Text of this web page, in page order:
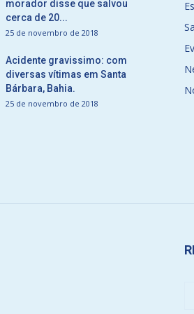
morador disse que salvou
cerca de 20...
25 de novembro de 2018
Acidente gravissimo: com
diversas vítimas em Santa
Bárbara, Bahia.
25 de novembro de 2018